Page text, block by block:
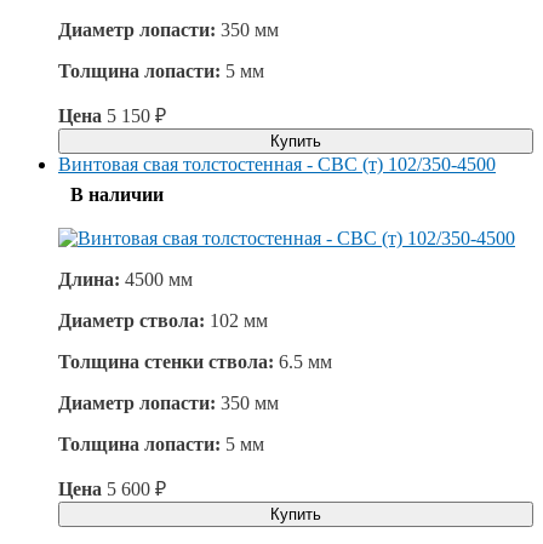
Диаметр лопасти: 350 мм
Толщина лопасти: 5 мм
Цена 5 150 ₽
Купить
Винтовая свая толстостенная - СВС (т) 102/350-4500
В наличии
Длина: 4500 мм
Диаметр ствола: 102 мм
Толщина стенки ствола: 6.5 мм
Диаметр лопасти: 350 мм
Толщина лопасти: 5 мм
Цена 5 600 ₽
Купить